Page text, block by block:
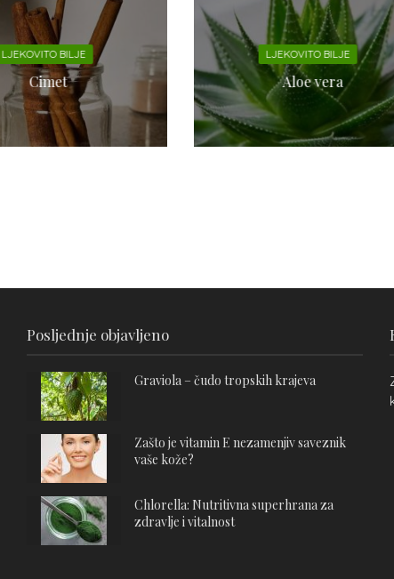
LJEKOVITO BILJE
Cimet
LJEKOVITO BILJE
Aloe vera
Posljednje objavljeno
Graviola – čudo tropskih krajeva
Zašto je vitamin E nezamenjiv saveznik
vaše kože?
Chlorella: Nutritivna superhrana za
zdravlje i vitalnost